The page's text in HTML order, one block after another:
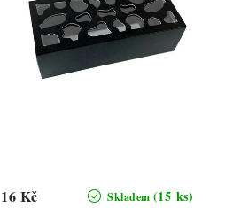
Skladem (15 ks)
16 Kč